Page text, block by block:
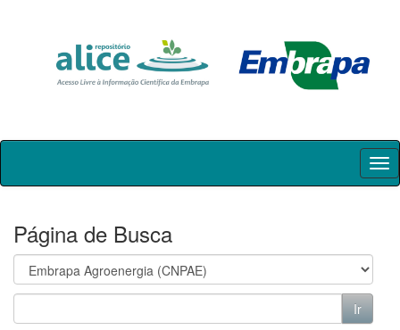
Skip
Página de Busca